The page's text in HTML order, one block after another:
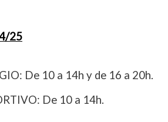
25
De 10 a 14h y de 16 a 20h.
De 10 a 14h.